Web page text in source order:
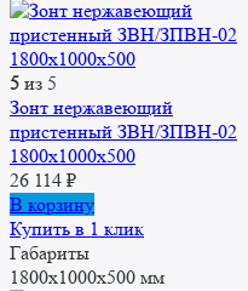
5 из 5
Зонт нержавеющий
пристенный ЗВН/ЗПВН-02
1800х1000х500
26 114 ₽
В корзину
Купить в 1 клик
Габариты
1800x1000x500 мм